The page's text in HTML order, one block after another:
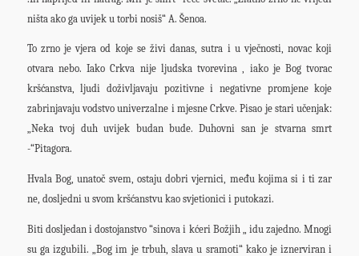
ništa ako ga uvijek u torbi nosiš“ A. Šenoa.
To zrno je vjera od koje se živi danas, sutra i u vječnosti, novac koji
otvara nebo. Iako Crkva nije ljudska tvorevina , iako je Bog tvorac
kršćanstva, ljudi doživljavaju pozitivne i negativne promjene koje
zabrinjavaju vodstvo univerzalne i mjesne Crkve. Pisao je stari učenjak:
„Neka tvoj duh uvijek budan bude. Duhovni san je stvarna smrt
-“Pitagora.
Hvala Bog, unatoč svem, ostaju dobri vjernici, među kojima si i ti zar
ne, dosljedni u svom kršćanstvu kao svjetionici i putokazi.
Biti dosljedan i dostojanstvo “sinova i kćeri Božjih „ idu zajedno. Mnogi
su ga izgubili. „Bog im je trbuh, slava u sramoti“ kako je iznerviran i